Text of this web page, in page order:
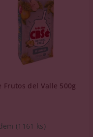
Frutos del Valle 500g
(1161 ks)